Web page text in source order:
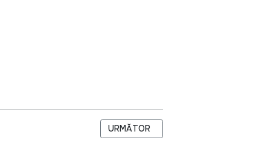
ARTICOLUL URMĂTOR:
URMĂTOR